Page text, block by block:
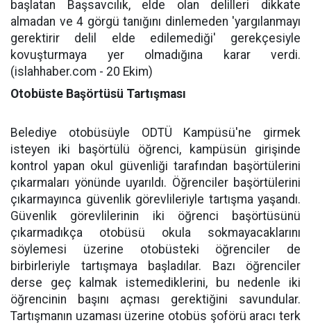
başlatan Başsavcılık, elde olan delilleri dikkate
almadan ve 4 görgü tanığını dinlemeden 'yargılanmayı
gerektirir delil elde edilemediği' gerekçesiyle
kovuşturmaya yer olmadığına karar verdi.
(islahhaber.com - 20 Ekim)
Otobüste Başörtüsü Tartışması
Belediye otobüsüyle ODTÜ Kampüsü'ne girmek
isteyen iki başörtülü öğrenci, kampüsün girişinde
kontrol yapan okul güvenliği tarafından başörtülerini
çıkarmaları yönünde uyarıldı. Öğrenciler başörtülerini
çıkarmayınca güvenlik görevlileriyle tartışma yaşandı.
Güvenlik görevlilerinin iki öğrenci başörtüsünü
çıkarmadıkça otobüsü okula sokmayacaklarını
söylemesi üzerine otobüsteki öğrenciler de
birbirleriyle tartışmaya başladılar. Bazı öğrenciler
derse geç kalmak istemediklerini, bu nedenle iki
öğrencinin başını açması gerektiğini savundular.
Tartışmanın uzaması üzerine otobüs şoförü aracı terk